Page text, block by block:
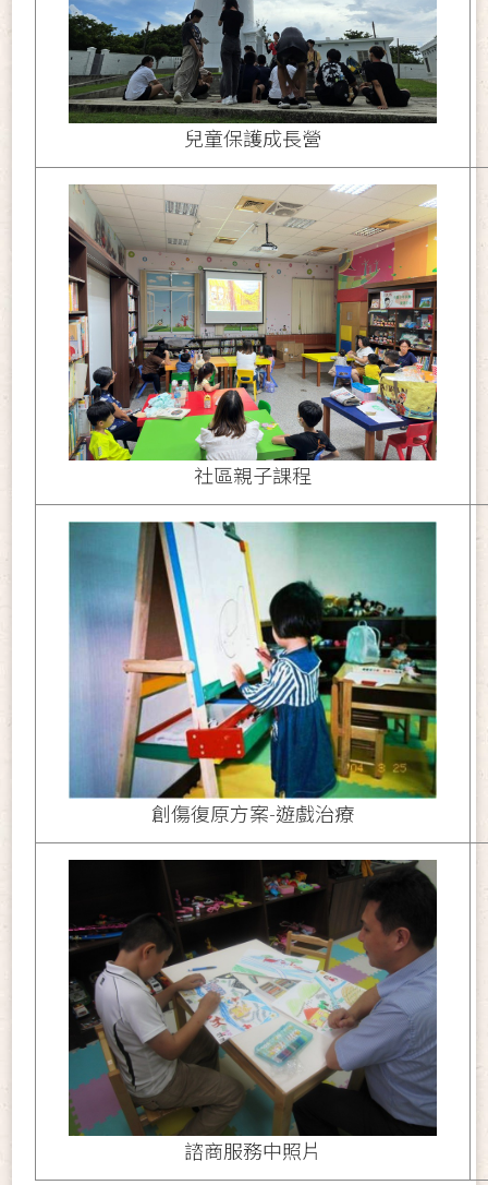
兒童保護成長營
社區親子課程
創傷復原方案-遊戲治療
諮商服務中照片